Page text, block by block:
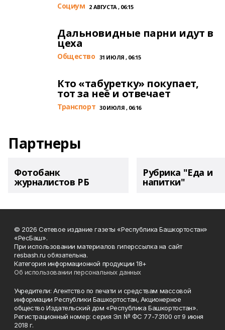
Cоциум 2 АВГУСТА , 06:15
Дальновидные парни идут в
цеха
Общество 31 ИЮЛЯ , 06:15
Кто «табуретку» покупает,
тот за неё и отвечает
Транспорт 30 ИЮЛЯ , 06:16
Партнеры
Фотобанк
журналистов РБ
Рубрика "Еда и
напитки"
© 2026 Сетевое издание газеты «Республика Башкортостан»
«РесБаш».
При использовании материалов гиперссылка на сайт
resbash.ru обязательна.
Категория информационной продукции 18+
Об использовании персональных данных
Учредители: Агентство по печати и средствам массовой
информации Республики Башкортостан, Акционерное
общество Издательский дом «Республика Башкортостан».
Регистрационный номер: серия Эл № ФС 77-73100 от 9 июня
2018 г.